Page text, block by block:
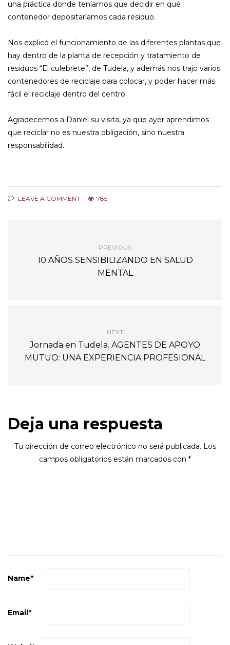
una práctica donde teníamos que decidir en qué
contenedor depositaríamos cada residuo.
Nos explicó el funcionamiento de las diferentes plantas que
hay dentro de la planta de recepción y tratamiento de
residuos “El culebrete”, de Tudela, y además nos trajo varios
contenedores de reciclaje para colocar, y poder hacer más
fácil el reciclaje dentro del centro.
Agradecemos a Daniel su visita, ya que ayer aprendimos
que reciclar no es nuestra obligación, sino nuestra
responsabilidad.
LEAVE A COMMENT 785
PREVIOUS
10 AÑOS SENSIBILIZANDO EN SALUD
MENTAL
NEXT
Jornada en Tudela. AGENTES DE APOYO
MUTUO: UNA EXPERIENCIA PROFESIONAL
Deja una respuesta
Tu dirección de correo electrónico no será publicada. Los
campos obligatorios están marcados con *
Name*
Email*